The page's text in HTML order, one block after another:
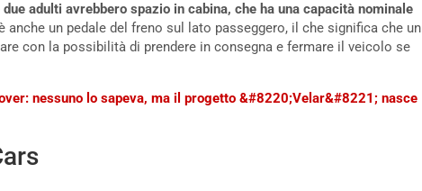
due adulti avrebbero spazio in cabina, che ha una capacità nominale
anche un pedale del freno sul lato passeggero, il che significa che un
con la possibilità di prendere in consegna e fermare il veicolo se
nessuno lo sapeva, ma il progetto &#8220;Velar&#8221; nasce